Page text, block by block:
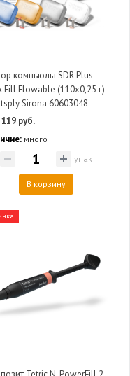
компьюлы SDR Plus
Fill Flowable (110х0,25 г)
Sirona 60603048
119 руб.
много
упак
В корзину